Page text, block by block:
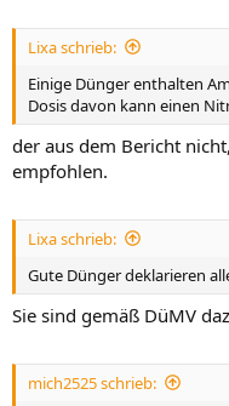
Lixa schrieb:
Einige Dünger enthalten
Dosis davon kann einen
der aus dem Bericht
empfohlen.
Lixa schrieb:
Gute Dünger deklarieren
Sie sind gemäß DüMV
mich2525 schrieb: